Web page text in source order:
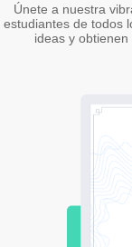
Únete a nuestra
estudiantes de todos
ideas y